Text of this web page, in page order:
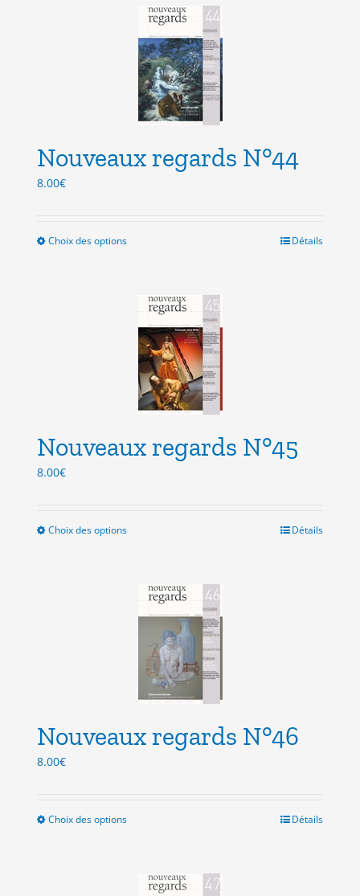
Nouveaux regards N°44
8.00€
Choix des optionsCe
plusieurs
variations.
Les
options
peuvent
être
choisies
page
Détails
Nouveaux regards N°45
8.00€
Choix des optionsCe
plusieurs
variations.
Les
options
peuvent
être
choisies
page
Détails
Nouveaux regards N°46
8.00€
Choix des optionsCe
plusieurs
variations.
Détails